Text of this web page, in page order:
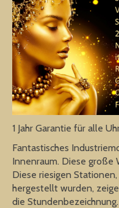
1 Jahr Garantie für alle
Fantastisches
Innenraum. Diese große
Diese riesigen
hergestellt wurden,
die